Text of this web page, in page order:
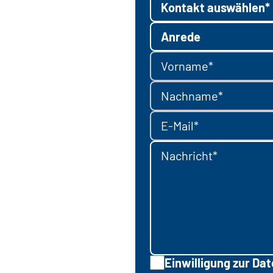
Kontakt auswählen*
Anrede
Vorname*
Nachname*
E-Mail*
Nachricht*
Einwilligung zur